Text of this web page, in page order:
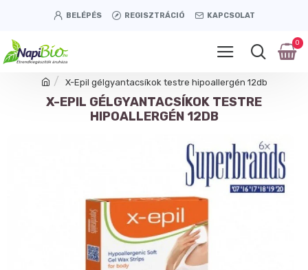
BELÉPÉS REGISZTRÁCIÓ KAPCSOLAT
0
X-Epil gélgyantacsíkok testre hipoallergén 12db
X-EPIL GÉLGYANTACSÍKOK TESTRE
HIPOALLERGÉN 12DB